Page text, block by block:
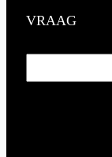
VRAAG